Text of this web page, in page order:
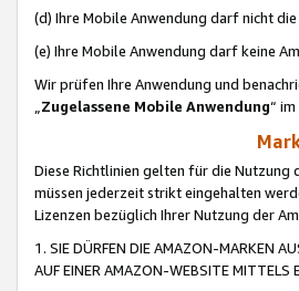
(d) Ihre Mobile Anwendung darf nicht
(e) Ihre Mobile Anwendung darf keine
Wir prüfen Ihre Anwendung und
„Zugelassene Mobile Anwendung“
Diese Richtlinien gelten für die Nutzung
müssen jederzeit strikt eingehalten
Lizenzen bezüglich Ihrer Nutzung der
1. SIE DÜRFEN DIE AMAZON-MARKEN
AUF EINER AMAZON-WEBSITE MITTELS